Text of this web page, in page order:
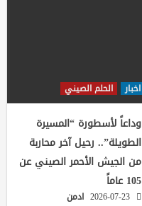
اخبار الحلم الصيني
وداعاً لأسطورة “المسيرة
الطويلة”.. رحيل آخر محاربة
من الجيش الأحمر الصيني عن
105 عاماً
ادمن